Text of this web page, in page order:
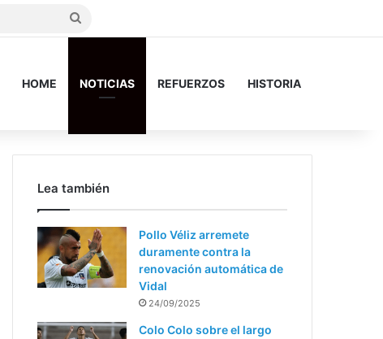
HOME NOTICIAS REFUERZOS HISTORIA
Lea también
Pollo Véliz arremete
duramente contra la
renovación automática de
Vidal
24/09/2025
Colo Colo sobre el largo